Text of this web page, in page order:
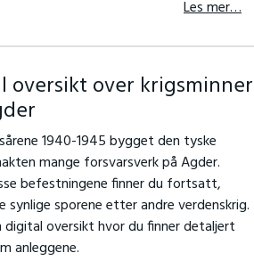
Les mer…
oversikt over krigsminner
1940-1945 bygget den tyske
mange forsvarsverk på Agder.
befestningene finner du fortsatt,
synlige sporene etter andre verdenskrig.
digital oversikt hvor du finner detaljert
anleggene.